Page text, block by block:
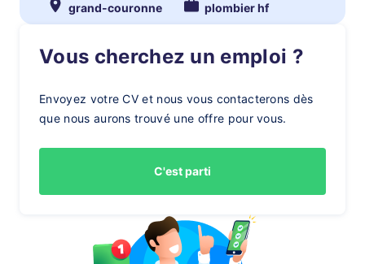
grand-couronne plombier hf
Vous cherchez un emploi ?
Envoyez votre CV et nous vous contacterons dès
que nous aurons trouvé une offre pour vous.
C'est parti